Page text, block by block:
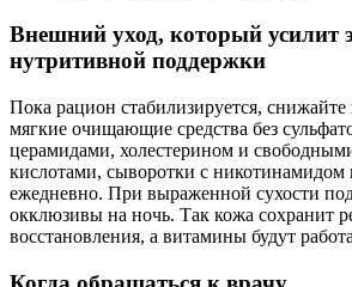
Внешний уход, который усилит
нутритивной поддержки
Пока рацион стабилизируется,
мягкие очищающие средства без
церамидами, холестерином и
кислотами, сыворотки с никотинамидом
ежедневно. При выраженной сухости
окклюзивы на ночь. Так кожа сохранит
восстановления, а витамины будут